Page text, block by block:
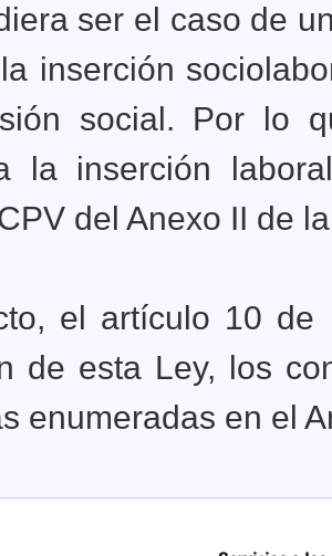
ser el caso de
inserción
social. Por lo
la inserción
del Anexo II de
el artículo 10
de esta Ley, los
enumeradas en el